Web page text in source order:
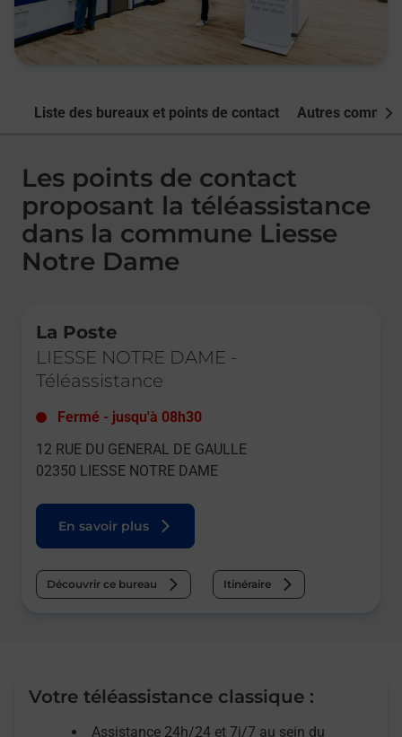
Liste des bureaux et points de contact Autres
Les points de contact
proposant la téléassistance
dans la commune Liesse
Notre Dame
La Poste
LIESSE NOTRE DAME -
Téléassistance
Fermé - jusqu'à 08h30
12 RUE DU GENERAL DE GAULLE
02350 LIESSE NOTRE DAME
En savoir plus
Découvrir ce bureau Itinéraire
Votre téléassistance classique :
Assistance 24h/24 et 7j/7 au sein du